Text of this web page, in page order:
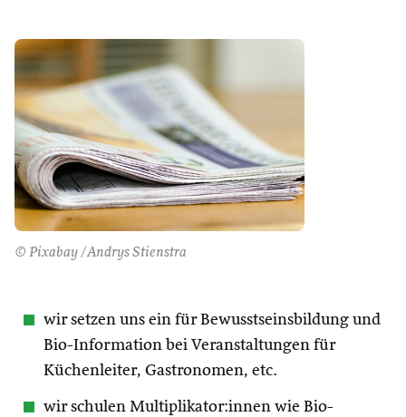
© Pixabay /Andrys Stienstra
wir setzen uns ein für Bewusstseinsbildung und
Bio-Information bei Veranstaltungen für
Küchenleiter, Gastronomen, etc.
wir schulen Multiplikator:innen wie Bio-